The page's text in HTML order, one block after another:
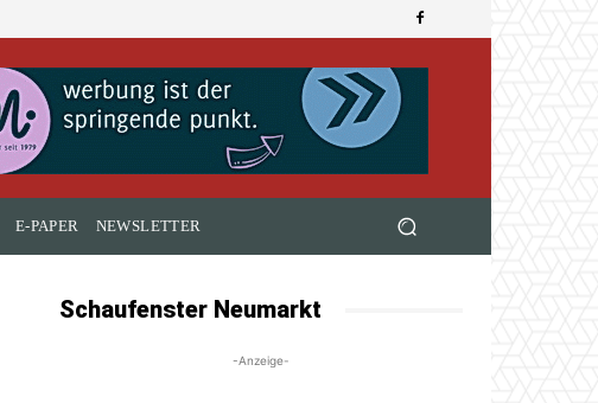
E-PAPER NEWSLETTER
Schaufenster Neumarkt
-Anzeige-